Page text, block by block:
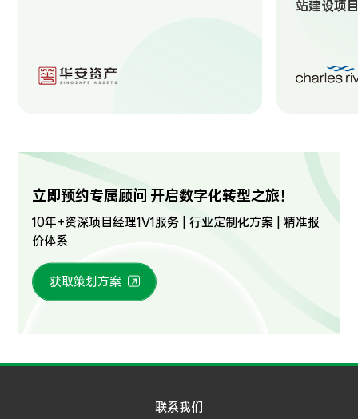
站建设项
立即预约专属顾问 开启数字化转型之旅！
10年+资深项目经理1V1服务 | 行业定制化方案 | 精准报
价体系
获取策划方案
联系我们